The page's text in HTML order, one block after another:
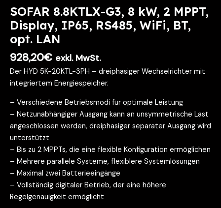
SOFAR 8.8KTLX-G3, 8 kW, 2 MPPT,
Display, IP65, RS485, WiFi, BT,
opt. LAN
928,20€ exkl. MwSt.
Der HYD 5K-20KTL-3PH – dreiphasiger Wechselrichter mit
integriertem Energiespeicher.
– Verschiedene Betriebsmodi für optimale Leistung
– Netzunabhängiger Ausgang kann an unsymmetrische Last
angeschlossen werden, dreiphasiger separater Ausgang wird
unterstützt
– Bis zu 2 MPPTs, die eine flexible Konfiguration ermöglichen
– Mehrere parallele Systeme, flexiblere Systemlösungen
– Maximal zwei Batterieeingänge
– Vollständig digitaler Betrieb, der eine höhere
Regelgenauigkeit ermöglicht